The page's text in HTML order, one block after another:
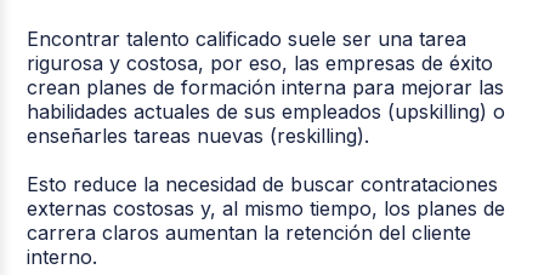
Encontrar talento calificado suele ser una tarea
rigurosa y costosa, por eso, las empresas de éxito
crean planes de formación interna para mejorar las
habilidades actuales de sus empleados (upskilling) o
enseñarles tareas nuevas (reskilling).
Esto reduce la necesidad de buscar contrataciones
externas costosas y, al mismo tiempo, los planes de
carrera claros aumentan la retención del cliente
interno.